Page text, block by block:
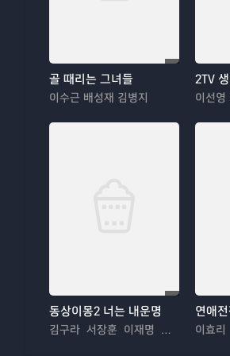
골 때리는 그녀들
이수근 배성재 김병지
2TV
이선영
동상이몽2 너는 내운명
김구라 서장훈 이재명 추자현 김수용 김혜경 우효광 김진아
연애
이효